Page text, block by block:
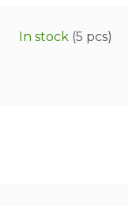
In stock (5 pcs)